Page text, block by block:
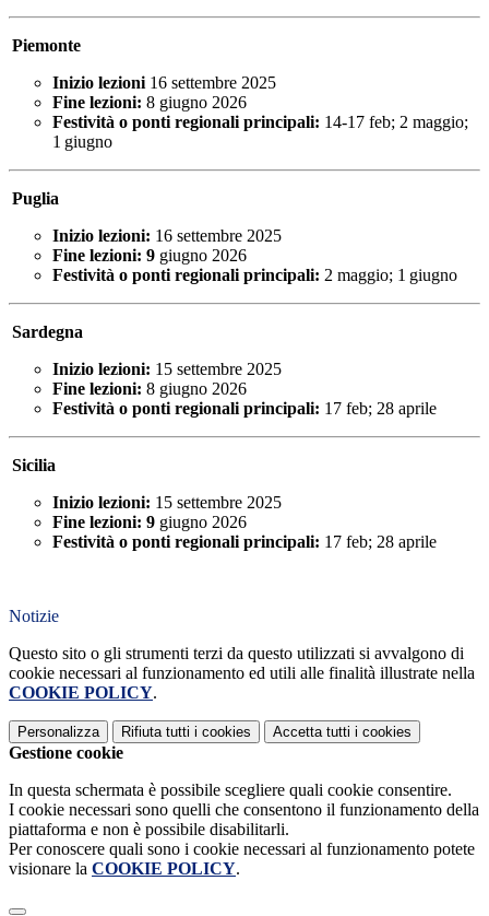
Piemonte
Inizio lezioni 16 settembre 2025
Fine lezioni: 8 giugno 2026
Festività o ponti regionali principali: 14‑17 feb; 2 maggio;
1 giugno
Puglia
Inizio lezioni: 16 settembre 2025
Fine lezioni: 9 giugno 2026
Festività o ponti regionali principali: 2 maggio; 1 giugno
Sardegna
Inizio lezioni: 15 settembre 2025
Fine lezioni: 8 giugno 2026
Festività o ponti regionali principali: 17 feb; 28 aprile
Sicilia
Inizio lezioni: 15 settembre 2025
Fine lezioni: 9 giugno 2026
Festività o ponti regionali principali: 17 feb; 28 aprile
Notizie
Questo sito o gli strumenti terzi da questo utilizzati si avvalgono di
cookie necessari al funzionamento ed utili alle finalità illustrate nella
COOKIE POLICY.
Personalizza Rifiuta tutti i cookies Accetta tutti i cookies
Gestione cookie
In questa schermata è possibile scegliere quali cookie consentire.
I cookie necessari sono quelli che consentono il funzionamento della
piattaforma e non è possibile disabilitarli.
Per conoscere quali sono i cookie necessari al funzionamento potete
visionare la COOKIE POLICY.